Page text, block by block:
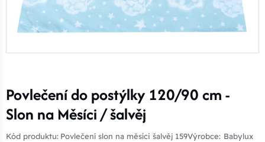
Povlečení do postýlky 120/90 cm -
Slon na Měsíci / šalvěj
Kód produktu: Povlečení slon na měsíci šalvěj 159Výrobce: Babylux